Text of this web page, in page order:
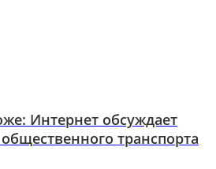
Интернет обсуждает
транспорта